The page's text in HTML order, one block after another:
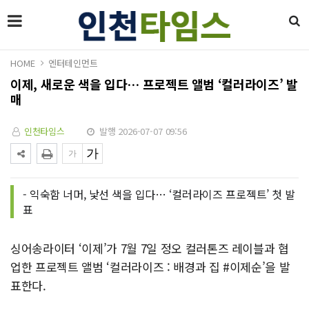
HOME 엔터테인먼트
이제, 새로운 색을 입다… 프로젝트 앨범 ‘컬러라이즈’ 발
매
인천타임스 발행 2026-07-07 09:56
- 익숙함 너머, 낯선 색을 입다… ‘컬러라이즈 프로젝트’ 첫 발
표
싱어송라이터 ‘이제’가 7월 7일 정오 컬러톤즈 레이블과 협
업한 프로젝트 앨범 ‘컬러라이즈 : 배경과 집 #이제순’을 발
표한다.